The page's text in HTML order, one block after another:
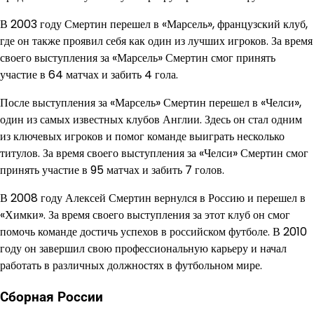
В 2003 году Смертин перешел в «Марсель», французский клуб,
где он также проявил себя как один из лучших игроков. За время
своего выступления за «Марсель» Смертин смог принять
участие в 64 матчах и забить 4 гола.
После выступления за «Марсель» Смертин перешел в «Челси»,
один из самых известных клубов Англии. Здесь он стал одним
из ключевых игроков и помог команде выиграть несколько
титулов. За время своего выступления за «Челси» Смертин смог
принять участие в 95 матчах и забить 7 голов.
В 2008 году Алексей Смертин вернулся в Россию и перешел в
«Химки». За время своего выступления за этот клуб он смог
помочь команде достичь успехов в российском футболе. В 2010
году он завершил свою профессиональную карьеру и начал
работать в различных должностях в футбольном мире.
Сборная России